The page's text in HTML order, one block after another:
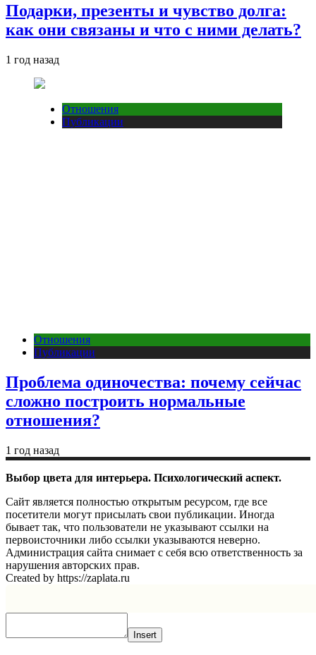
Подарки, презенты и чувство долга:
как они связаны и что с ними делать?
1 год назад
Отношения
Публикации
Отношения
Публикации
Проблема одиночества: почему сейчас
сложно построить нормальные
отношения?
1 год назад
Выбор цвета для интерьера. Психологический аспект.
Сайт является полностью открытым ресурсом, где все
посетители могут присылать свои публикации. Иногда
бывает так, что пользователи не указывают ссылки на
первоисточники либо ссылки указываются неверно.
Администрация сайта снимает с себя всю ответственность за
нарушения авторских прав.
Created by https://zaplata.ru
Insert